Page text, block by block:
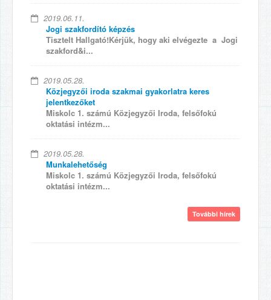
2019.06.11.
Jogi szakfordító képzés
Tisztelt Hallgató!Kérjük, hogy aki elvégezte a Jogi
szakford&i...
2019.05.28.
Közjegyzői iroda szakmai gyakorlatra keres
jelentkezőket
Miskolc 1. számú Közjegyzői Iroda, felsőfokú
oktatási intézm...
2019.05.28.
Munkalehetőség
Miskolc 1. számú Közjegyzői Iroda, felsőfokú
oktatási intézm...
További hírek